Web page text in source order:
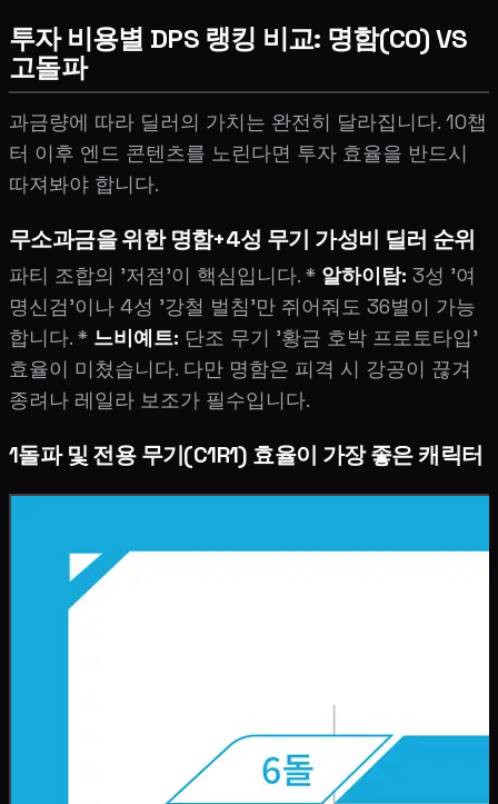
투자 비용별 DPS 랭킹 비교: 명함(C0) VS
고돌파
과금량에 따라 딜러의 가치는 완전히 달라집니다. 10챕
터 이후 엔드 콘텐츠를 노린다면 투자 효율을 반드시
따져봐야 합니다.
무소과금을 위한 명함+4성 무기 가성비 딜러 순위
파티 조합의 '저점'이 핵심입니다. * 알하이탐: 3성 '여
명신검'이나 4성 '강철 벌침'만 쥐어줘도 36별이 가능
합니다. * 느비예트: 단조 무기 '황금 호박 프로토타입'
효율이 미쳤습니다. 다만 명함은 피격 시 강공이 끊겨
종려나 레일라 보조가 필수입니다.
1돌파 및 전용 무기(C1R1) 효율이 가장 좋은 캐릭터